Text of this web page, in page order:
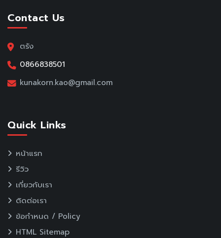
Contact Us
ตรัง
0866838501
kunakorn.kao@gmail.com
Quick Links
หน้าแรก
รีวิว
เกี่ยวกับเรา
ติดต่อเรา
ข้อกำหนด / Policy
HTML Sitemap